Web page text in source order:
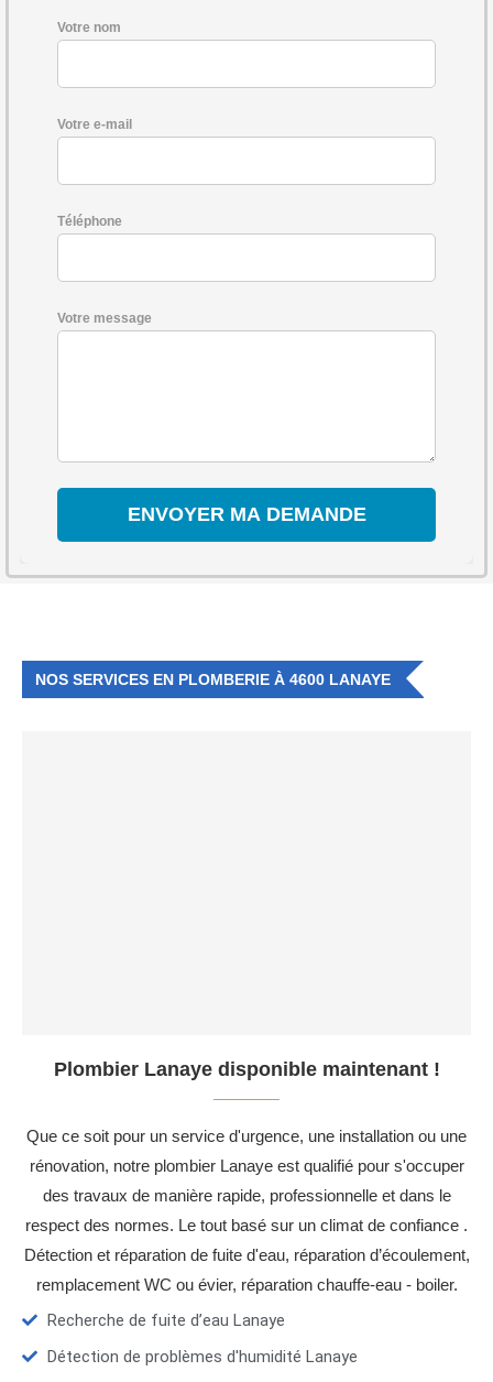
Votre nom
Votre e-mail
Téléphone
Votre message
NOS SERVICES EN PLOMBERIE À 4600 LANAYE
Plombier Lanaye disponible maintenant !
Que ce soit pour un service d'urgence, une installation ou une
rénovation, notre plombier Lanaye est qualifié pour s'occuper
des travaux de manière rapide, professionnelle et dans le
respect des normes. Le tout basé sur un climat de confiance .
Détection et réparation de fuite d'eau, réparation d’écoulement,
remplacement WC ou évier, réparation chauffe-eau - boiler.
Recherche de fuite d’eau Lanaye
Détection de problèmes d'humidité Lanaye